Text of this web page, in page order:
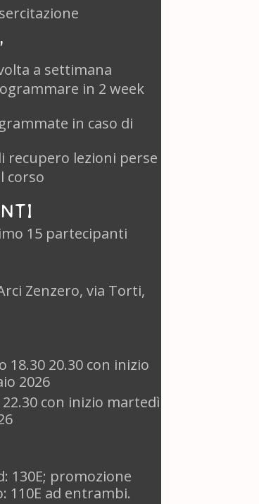
a settimana
in 2 week
in caso di
recupero lezioni perse
corso
15 partecipanti
Zenzero, via Torti,
18.30 20.30 con inizio
2026
22.30 con inizio martedì
130E; promozione
110E ad entrambi.